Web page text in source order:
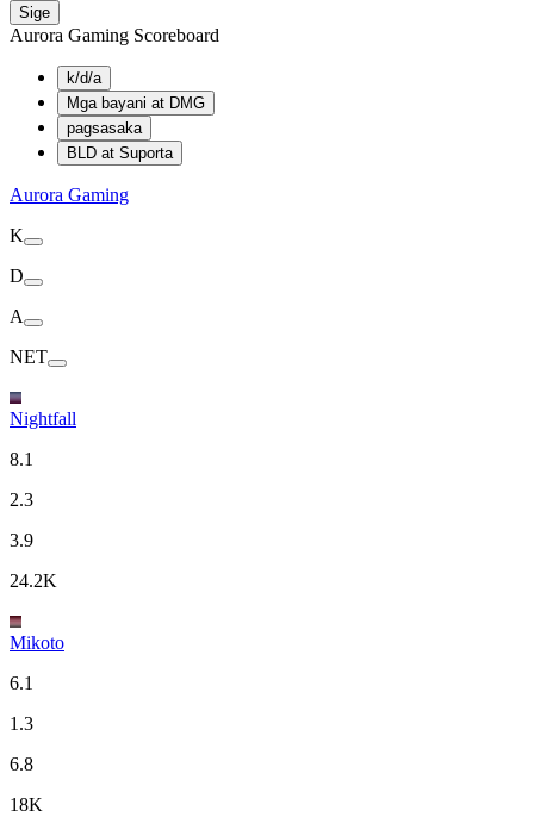
Sige
Aurora Gaming Scoreboard
k/d/a
Mga bayani at DMG
pagsasaka
BLD at Suporta
Aurora Gaming
K
D
A
NET
Nightfall
8.1
2.3
3.9
24.2K
Mikoto
6.1
1.3
6.8
18K